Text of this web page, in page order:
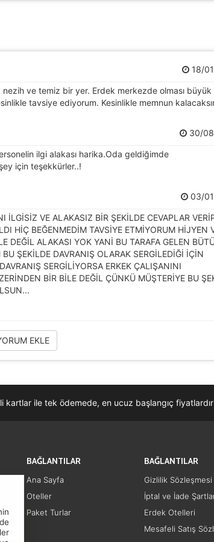
18/
ve temiz bir yer. Erdek merkezde olması büyük
tavsiye ediyorum. Kesinlikle memnun
30/
ilgi alakası harika.Oda geldiğimde
için teşekkürler..!
03/
İLGİSİZ VE ALAKASIZ BİR ŞEKİLDE CEVAPLAR
HİÇ BEĞENMEDİM TAVSİYE ETMİYORUM HİJYEN
DEĞİL ALAKASI YOK YANİ BU TARAFA GELEN
ŞEKİLDE DAVRANIŞ OLARAK SERGİLEDİĞİ İÇİN
SERGİLİYORSA ERKEK ÇALIŞANINI
BİR BİLE DEĞİL ÇÜNKÜ MÜŞTERİYE BU
EKLE
kartlar ile tek ödemede, en ucuz başlangıç
BAĞLANTILAR
Ana Sayfa
Oteller
Paket Turlar
BAĞLANTILAR
Gizlilik Sözleşmesi
İptal ve İade
Erdek Otelleri
Mesafeli Satış